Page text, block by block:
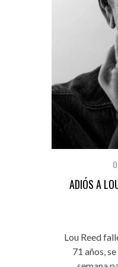
ADIÓS A
Lou Reed
71 años,